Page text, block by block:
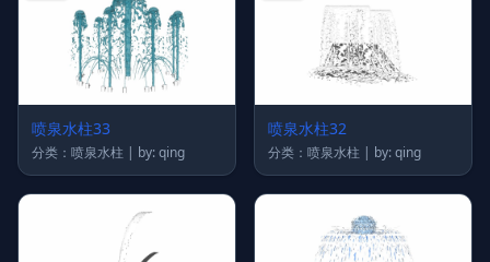
喷泉水柱33
分类：喷泉水柱 | by: qing
喷泉水柱32
分类：喷泉水柱 | by: qing